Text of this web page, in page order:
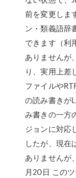
前を変更しま
ン・類義語辞
できます（利
ありませんが
り、実用上差
ファイルや
の読み書きが
み書きの一方
ジョンに対応
したが、現在
ありませんが
月20日 この